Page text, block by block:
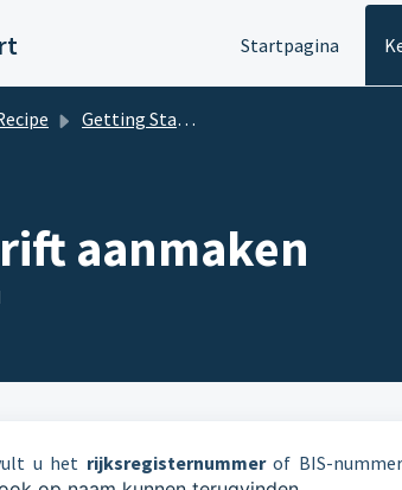
Startpagina
Getting Started - Recipe
aanmaken
u het rijksregisternummer of BIS-